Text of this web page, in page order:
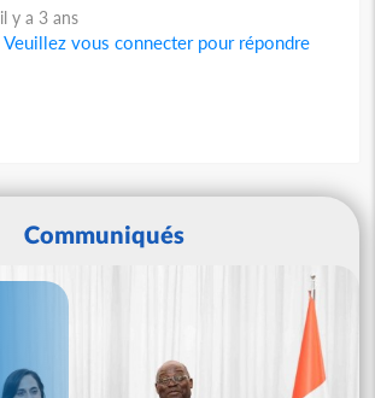
il y a 3 ans
Veuillez vous connecter pour répondre
Communiqués